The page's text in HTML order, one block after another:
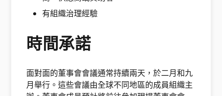
有組織治理經驗
時間承諾
面對面的董事會會議通常持續兩天，於二月和九
月舉行。這些會議由全球不同地區的成員組織主